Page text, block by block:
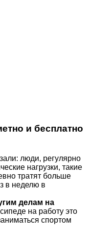
и бесплатно
люди, регулярно
нагрузки, такие
тратят больше
в неделю в
делам на
на работу это
спортом